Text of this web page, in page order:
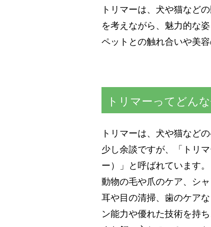
トリマーは、犬や猫など
を考えながら、魅力的な
ペットとの触れ合いや美
トリマーってどん
トリマーは、犬や猫など
少し余談ですが、「トリ
ー）」と呼ばれています。
動物の毛や爪のケア、シ
耳や目の清掃、歯のケア
ン能力や優れた技術を持